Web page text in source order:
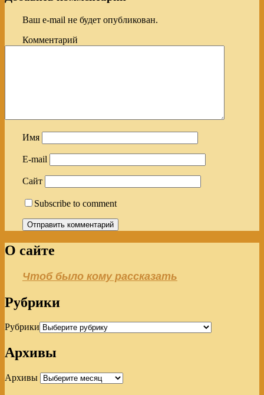
Ваш e-mail не будет опубликован.
Комментарий
Имя
E-mail
Сайт
Subscribe to comment
О сайте
Чтоб было кому рассказать
Рубрики
Рубрики
Архивы
Архивы